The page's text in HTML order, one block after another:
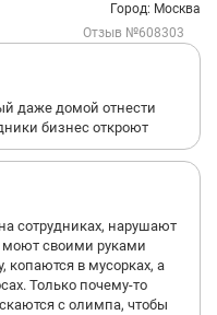
Город: Москва
Отзыв №608303
даже домой отнести
бизнес откроют
сотрудниках, нарушают
своими руками
копаются в мусорках, а
Только почему-то
с олимпа, чтобы